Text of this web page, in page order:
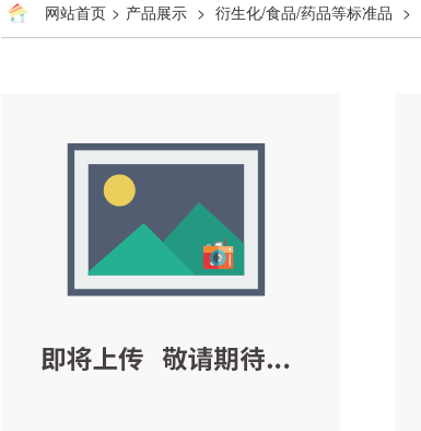
网站首页 > 产品展示 > 衍生化/食品/药品等标准品 >